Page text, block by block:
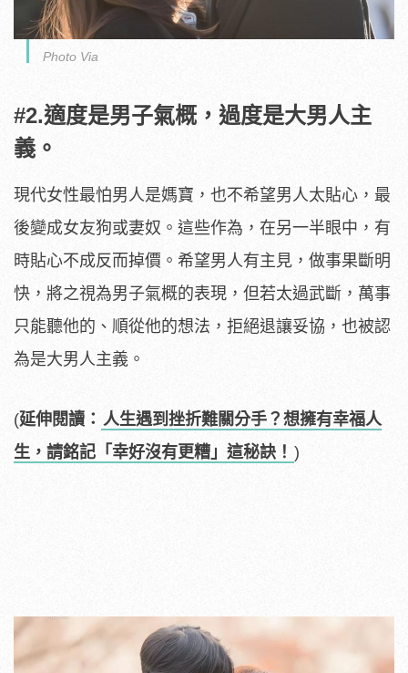
Photo Via
#2.適度是男子氣概，過度是大男人主
義。
現代女性最怕男人是媽寶，也不希望男人太貼心，最
後變成女友狗或妻奴。這些作為，在另一半眼中，有
時貼心不成反而掉價。希望男人有主見，做事果斷明
快，將之視為男子氣概的表現，但若太過武斷，萬事
只能聽他的、順從他的想法，拒絕退讓妥協，也被認
為是大男人主義。
(延伸閱讀： 人生遇到挫折難關分手？想擁有幸福人
生，請銘記「幸好沒有更糟」這秘訣！ )